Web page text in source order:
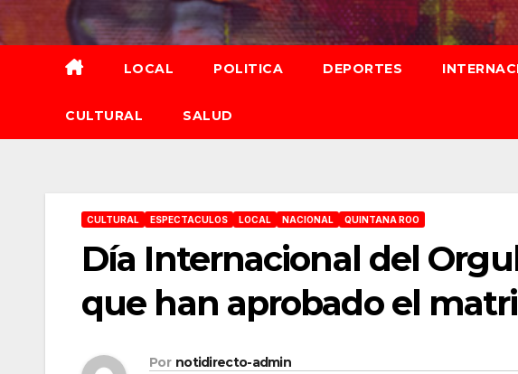
al
contenido
LOCAL POLITICA DEPORTES
CULTURAL SALUD
CULTURAL ESPECTACULOS LOCAL NACIONAL QUINTANA ROO
Día Internacional del
que han aprobado el
Por notidirecto-admin